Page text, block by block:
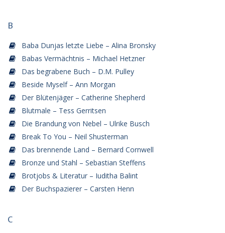
B
Baba Dunjas letzte Liebe – Alina Bronsky
Babas Vermächtnis – Michael Hetzner
Das begrabene Buch – D.M. Pulley
Beside Myself – Ann Morgan
Der Blütenjäger – Catherine Shepherd
Blutmale – Tess Gerritsen
Die Brandung von Nebel – Ulrike Busch
Break To You – Neil Shusterman
Das brennende Land – Bernard Cornwell
Bronze und Stahl – Sebastian Steffens
Brotjobs & Literatur – Iuditha Balint
Der Buchspazierer – Carsten Henn
C